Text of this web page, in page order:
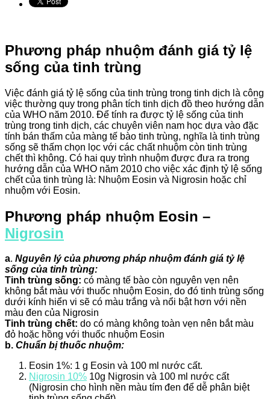
Phương pháp nhuộm đánh giá tỷ lệ
sống của tinh trùng
Việc đánh giá tỷ lệ sống của tinh trùng trong tinh dịch là công
việc thường quy trong phân tích tinh dịch đồ theo hướng dẫn
của WHO năm 2010. Để tính ra được tỷ lệ sống của tinh
trùng trong tinh dịch, các chuyên viên nam học dựa vào đặc
tính bán thấm của màng tế bào tinh trùng, nghĩa là tinh trùng
sống sẽ thấm chọn lọc với các chất nhuộm còn tinh trùng
chết thì không. Có hai quy trình nhuộm được đưa ra trong
hướng dẫn của WHO năm 2010 cho việc xác định tỷ lệ sống
chết của tinh trùng là: Nhuộm Eosin và Nigrosin hoặc chỉ
nhuộm với Eosin.
Phương pháp nhuộm Eosin –
Nigrosin
a. Nguyên lý của phương pháp nhuộm đánh giá tỷ lệ
sống của tinh trùng:
Tinh trùng sống: có màng tế bào còn nguyên vẹn nên
không bắt màu với thuốc nhuộm Eosin, do đó tinh trùng sống
dưới kính hiển vi sẽ có màu trắng và nổi bật hơn với nền
màu đen của Nigrosin
Tinh trùng chết: do có màng không toàn vẹn nên bắt màu
đỏ hoặc hồng với thuốc nhuộm Eosin
b. Chuẩn bị thuốc nhuộm:
Eosin 1%: 1 g Eosin và 100 ml nước cất.
Nigrosin 10% 10g Nigrosin và 100 ml nước cất
(Nigrosin cho hình nền màu tím đen để dễ phân biệt